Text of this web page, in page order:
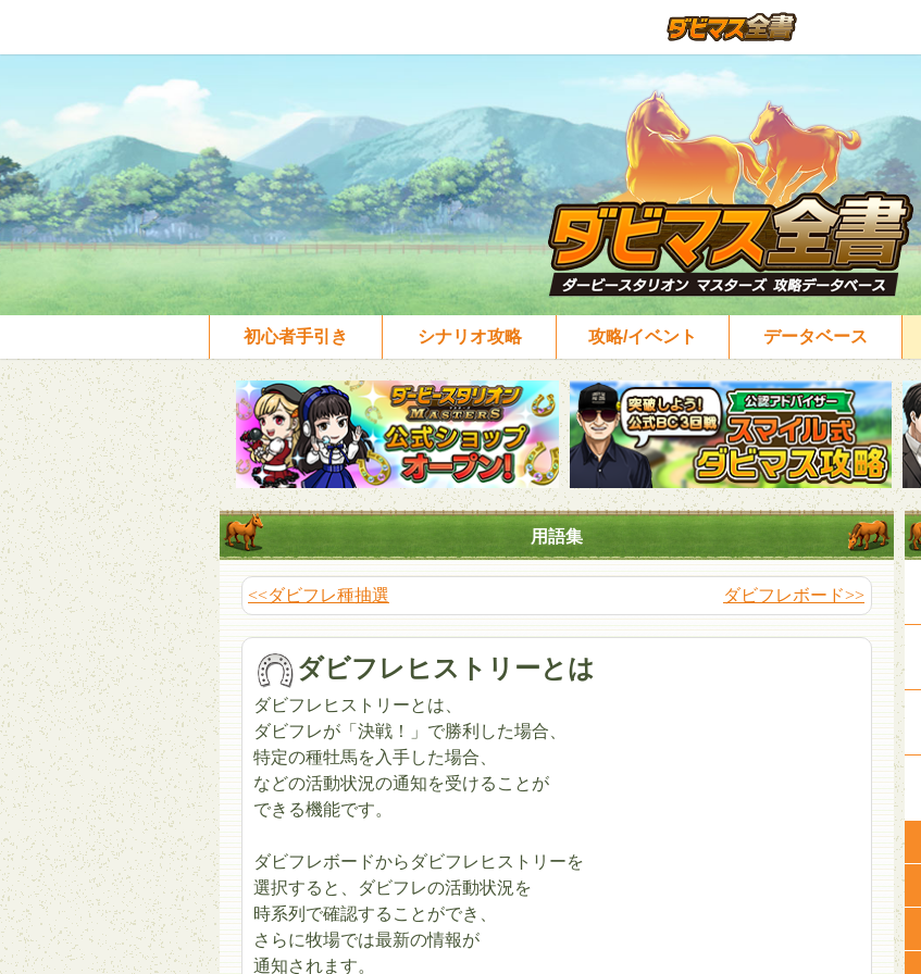
初心者手引き シナリオ攻略 攻略/イベント データベース
用語集
<<ダビフレ種抽選 ダビフレボード>>
ダビフレヒストリーとは
ダビフレヒストリーとは、
ダビフレが「決戦！」で勝利した場合、
特定の種牡馬を入手した場合、
などの活動状況の通知を受けることが
できる機能です。
ダビフレボードからダビフレヒストリーを
選択すると、ダビフレの活動状況を
時系列で確認することができ、
さらに牧場では最新の情報が
通知されます。